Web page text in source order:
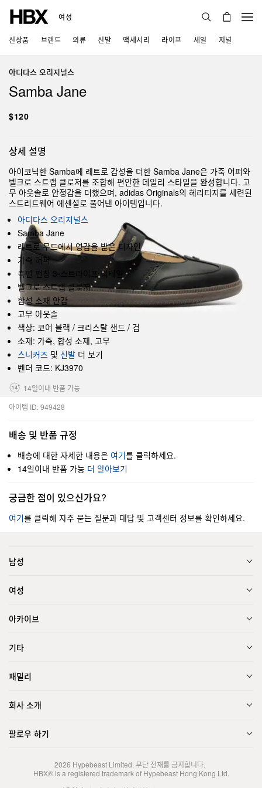
여성
신상품 브랜드 의류 신발 액세서리 라이프 세일 저널
아디다스 오리지널스
Samba Jane
$120
상세 설명
아이코닉한 Samba에 레트로 감성을 더한 Samba Jane은 가죽 어퍼와
벨크로 스트랩 클로저를 조합해 편안한 데일리 스타일을 완성합니다. 고
무 아웃솔로 안정감을 더했으며, adidas Originals의 헤리티지를 세련된
스트리트웨어 에센셜로 풀어낸 아이템입니다.
아디다스 오리지널스
Samba Jane
레트로 무드에서 영감을 받은 디자인
가죽 어퍼
측면 펀칭 3-스트라이프 디테일
벨크로 스트랩 클로저
합성 소재 안감
고무 아웃솔
색상: 코어 블랙 / 크리스탈 샌드 / 검
소재: 가죽, 합성 소재, 고무
스니커즈 및 신발 더 보기
벤더 코드: KJ3970
14일이내 반품 가능
아이템 ID: 949428
배송 및 반품 규정
배송에 대한 자세한 내용은 여기를 클릭하세요.
14일이내 반품 가능 더 알아보기
궁금한 점이 있으신가요?
여기를 클릭해 자주 묻는 질문과 대답 및 고객센터 정보를 확인하세요.
남성
여성
아카이브
기타
패밀리
회사 소개
팔로우 하기
2026 Hypebeast Limited. 무단 전재를 금지합니다.
HBX® is a registered trademark of Hypebeast Hong Kong Ltd.